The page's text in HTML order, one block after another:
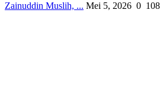
Zainuddin Muslih, ... Mei 5, 2026 0 108